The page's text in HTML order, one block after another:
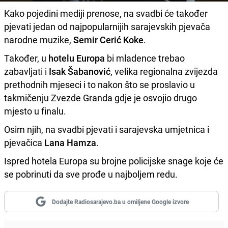
Kako pojedini mediji prenose, na svadbi će također
pjevati jedan od najpopularnijih sarajevskih pjevača
narodne muzike, Semir Cerić Koke.
Također, u hotelu Europa bi mladence trebao
zabavljati i Isak Šabanović, velika regionalna zvijezda
prethodnih mjeseci i to nakon što se proslavio u
takmičenju Zvezde Granda gdje je osvojio drugo
mjesto u finalu.
Osim njih, na svadbi pjevati i sarajevska umjetnica i
pjevačica Lana Hamza.
Ispred hotela Europa su brojne policijske snage koje će
se pobrinuti da sve prođe u najboljem redu.
Dodajte Radiosarajevo.ba u omiljene Google izvore